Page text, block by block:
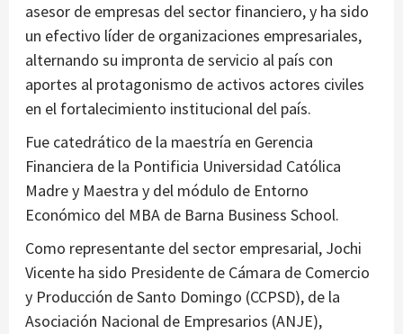
asesor de empresas del sector financiero, y ha sido
un efectivo líder de organizaciones empresariales,
alternando su impronta de servicio al país con
aportes al protagonismo de activos actores civiles
en el fortalecimiento institucional del país.
Fue catedrático de la maestría en Gerencia
Financiera de la Pontificia Universidad Católica
Madre y Maestra y del módulo de Entorno
Económico del MBA de Barna Business School.
Como representante del sector empresarial, Jochi
Vicente ha sido Presidente de Cámara de Comercio
y Producción de Santo Domingo (CCPSD), de la
Asociación Nacional de Empresarios (ANJE),